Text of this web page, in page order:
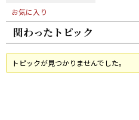
お気に入り
関わったトピック
トピックが見つかりませんでした。